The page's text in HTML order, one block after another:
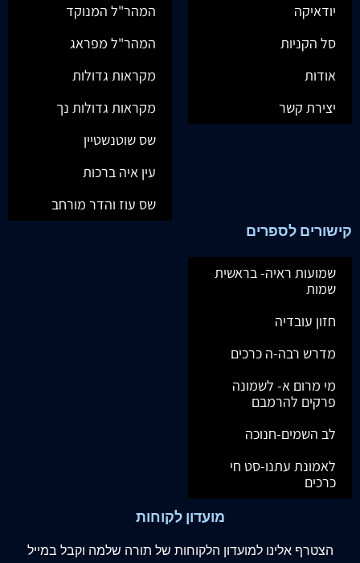
יודאיקה
סל הקניות
אודות
יצירת קשר
המהר"ל המנוקד
המהר"ל מפראג
מקראות גדולות
מקראות גדולות נך
שס שוטנשטיין
עין איה ברכות
שס עוז והדר מורחב
קישורים לספרים
שמועות ראיה- בראשית
שמות
חזון עובדיה
מדרש רבה-ה כרכים
מי מרום א- לשמונה
פרקים להרמבם
לב השמים-חנוכה
לאמונת עתנו-סט חי
כרכים
מועדון לקוחות
הצטרף אלינו למועדון הלקוחות של תורה שלמה וקבל במייל